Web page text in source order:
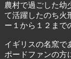
農村で過ごした幼
て活躍したのち火
ー１から１２まで
イギリスの名窯で
ポードファンの方